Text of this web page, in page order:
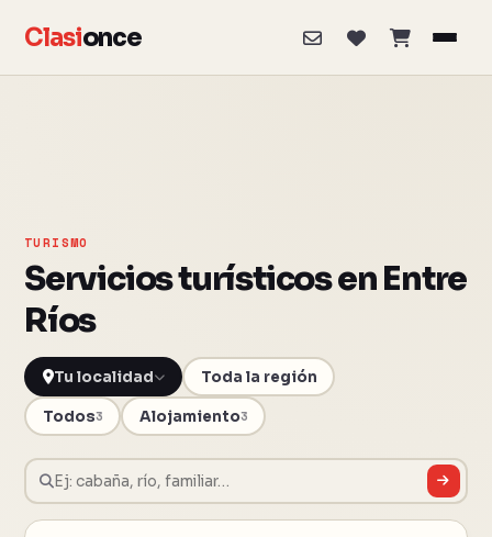
Clasionce
TURISMO
Servicios turísticos en Entre
Ríos
Toda la región
Todos3 Alojamiento3